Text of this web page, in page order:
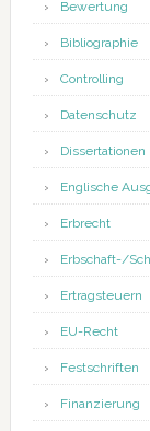
Bewertung
Bibliographie
Controlling
Datenschutz
Dissertationen
Englische
Erbrecht
Erbschaft-/
Ertragsteuern
EU-Recht
Festschriften
Finanzierung